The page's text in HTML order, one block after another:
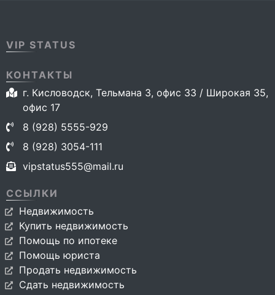
VIP STATUS
КОНТАКТЫ
г. Кисловодск, Тельмана 3, офис 33 / Широкая 35,
офис 17
8 (928) 5555-929
8 (928) 3054-111
vipstatus555@mail.ru
ССЫЛКИ
Недвижимость
Купить недвижимость
Помощь по ипотеке
Помощь юриста
Продать недвижимость
Сдать недвижимость